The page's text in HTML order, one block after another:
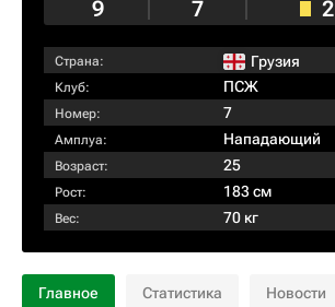
9 7 2
Страна: Грузия
Клуб: ПСЖ
Номер: 7
Амплуа: Нападающий
Возраст: 25
Рост: 183 см
Вес: 70 кг
Главное Статистика Новости